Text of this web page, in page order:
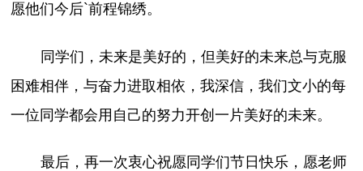
愿他们今后`前程锦绣。
同学们，未来是美好的，但美好的未来总与克服
困难相伴，与奋力进取相依，我深信，我们文小的每
一位同学都会用自己的努力开创一片美好的未来。
最后，再一次衷心祝愿同学们节日快乐，愿老师